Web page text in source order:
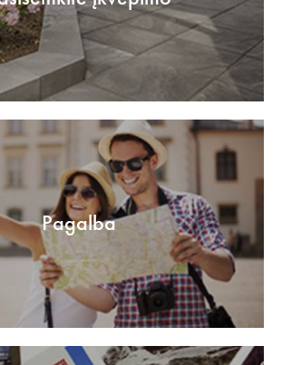
Pagalba